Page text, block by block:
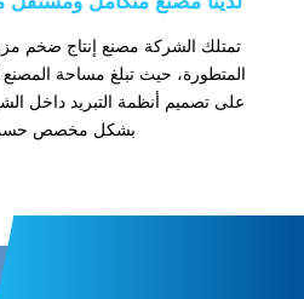
تمتلك الشركة مصنع إنتاج ضخم
على تصميم أنظمة التبريد داخل
بشكل مخصص